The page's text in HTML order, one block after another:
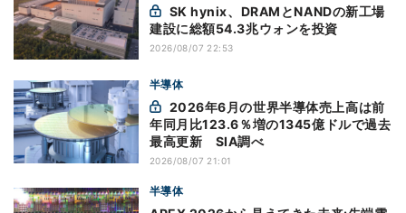
建設に総額54.3兆ウォンを投資
2026/08/07 22:53
半導体
年同月比123.6％増の1345億ドルで過去
最高更新 SIA調べ
2026/08/07 21:01
半導体